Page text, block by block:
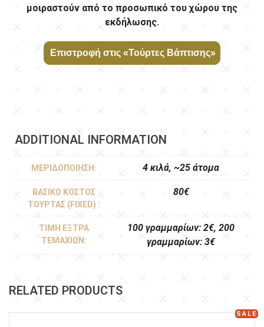
μοιραστούν από το προσωπικό του χώρου της
εκδήλωσης.
ADDITIONAL INFORMATION
ΜΕΡΙΔΟΠΟΊΗΣΗ: 4 κιλά, ~25 άτομα
ΒΑΣΙΚΌ ΚΌΣΤΟΣ
ΤΟΎΡΤΑΣ (FIXED) :
80€
ΤΙΜΉ ΈΞΤΡΑ
ΤΕΜΑΧΊΩΝ:
100 γραμμαρίων: 2€, 200
γραμμαρίων: 3€
RELATED PRODUCTS
SALE